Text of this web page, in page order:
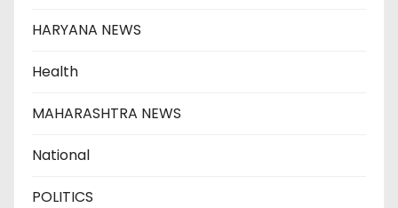
HARYANA NEWS
Health
MAHARASHTRA NEWS
National
POLITICS